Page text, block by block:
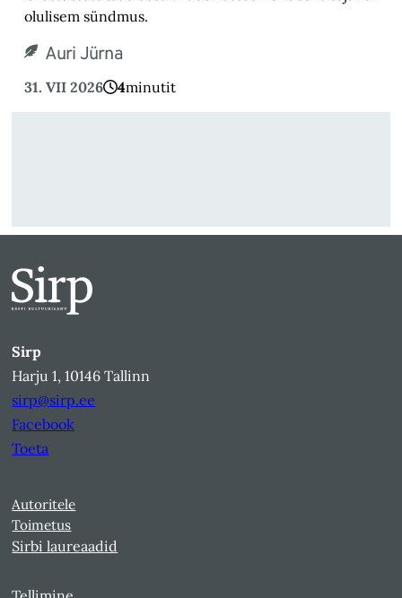
olulisem sündmus.
Auri Jürna
31. VII 2026 4minutit
Sirp
Harju 1, 10146 Tallinn
sirp@sirp.ee
Facebook
Toeta
Autoritele
Toimetus
Sirbi laureaadid